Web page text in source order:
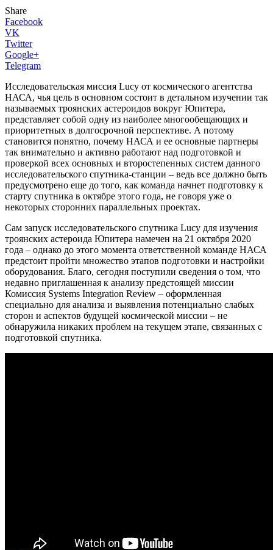
Share
Facebook
VK
Twitter
Google+
Telegram
Исследовательская миссия Lucy от космического агентства
НАСА, чья цель в основном состоит в детальном изучении так
называемых троянских астероидов вокруг Юпитера,
представляет собой одну из наиболее многообещающих и
приоритетных в долгосрочной перспективе. А потому
становится понятно, почему НАСА и ее основные партнеры
так внимательно и активно работают над подготовкой и
проверкой всех основных и второстепенных систем данного
исследовательского спутника-станции – ведь все должно быть
предусмотрено еще до того, как команда начнет подготовку к
старту спутника в октябре этого года, не говоря уже о
некоторых сторонних параллельных проектах.
Сам запуск исследовательского спутника Lucy для изучения
троянских астероида Юпитера намечен на 21 октября 2020
года – однако до этого момента ответственной команде НАСА
предстоит пройти множество этапов подготовки и настройки
оборудования. Благо, сегодня поступили сведения о том, что
недавно приглашенная к анализу предстоящей миссии
Комиссия Systems Integration Review – оформленная
специально для анализа и выявления потенциально слабых
сторон и аспектов будущей космической миссии – не
обнаружила никаких проблем на текущем этапе, связанных с
подготовкой спутника.